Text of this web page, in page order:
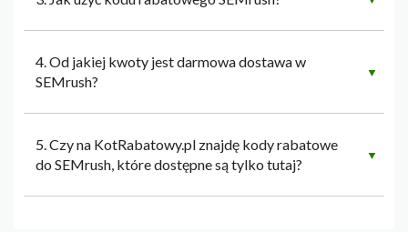
4. Od jakiej kwoty jest darmowa dostawa w
SEMrush?
▼
5. Czy na KotRabatowy.pl znajdę kody rabatowe
do SEMrush, które dostępne są tylko tutaj?
▼